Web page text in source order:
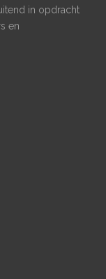
in opdracht
en